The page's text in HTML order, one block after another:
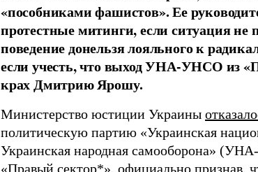
«пособниками фашистов». Ее
протестные митинги, если ситуация не
поведение донельзя лояльного к
если учесть, что выход УНА-УНСО из
крах Дмитрию Ярошу.
Министерство юстиции Украины
политическую партию «Украинская
Украинская народная самооборона»
«Правый сектор*», официально признав,